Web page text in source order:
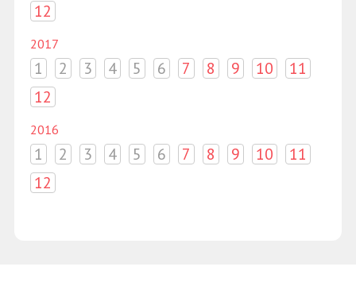
12
2017
1 2 3 4 5 6 7 8 9 10
11
12
2016
1 2 3 4 5 6 7 8 9 10
11
12